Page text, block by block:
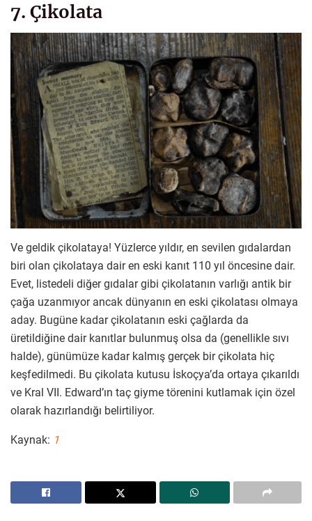
7. Çikolata
Ve geldik çikolataya! Yüzlerce yıldır, en sevilen gıdalardan
biri olan çikolataya dair en eski kanıt 110 yıl öncesine dair.
Evet, listedeli diğer gıdalar gibi çikolatanın varlığı antik bir
çağa uzanmıyor ancak dünyanın en eski çikolatası olmaya
aday. Bugüne kadar çikolatanın eski çağlarda da
üretildiğine dair kanıtlar bulunmuş olsa da (genellikle sıvı
halde), günümüze kadar kalmış gerçek bir çikolata hiç
keşfedilmedi. Bu çikolata kutusu İskoçya’da ortaya çıkarıldı
ve Kral VII. Edward’ın taç giyme törenini kutlamak için özel
olarak hazırlandığı belirtiliyor.
Kaynak: 1